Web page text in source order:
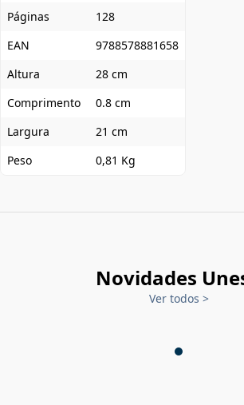
Páginas
128
EAN
9788578881658
Altura
28 cm
Comprimento
0.8 cm
Largura
21 cm
Peso
0,81 Kg
Novidades
Ver todos >